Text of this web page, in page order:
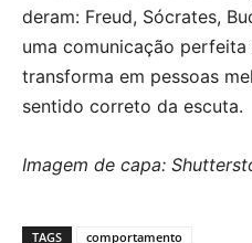
deram: Freud, Sócrates,
uma comunicação
transforma em pessoas
sentido correto da escuta.
Imagem de capa:
TAGS comportamento